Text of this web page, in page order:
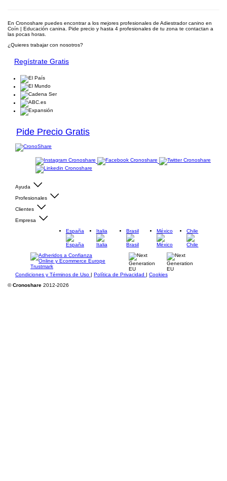
En Cronoshare puedes encontrar a los mejores profesionales de Adiestrador canino en
Coín | Educación canina. Pide precio y hasta 4 profesionales de tu zona te contactan a
las pocas horas.
¿Quieres trabajar con nosotros?
Regístrate Gratis
Pide Precio Gratis
Ayuda
Profesionales
Clientes
Empresa
España
Italia Brasil México Chile
Condiciones y Términos de Uso | Política de Privacidad | Cookies
©Cronoshare 2012-2026